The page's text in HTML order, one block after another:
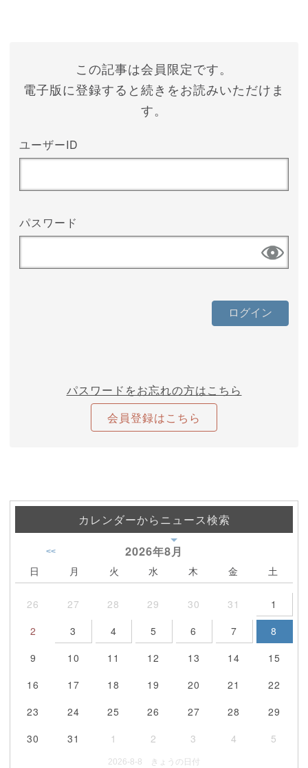
この記事は会員限定です。
電子版に登録すると続きをお読みいただけま
す。
ユーザーID
パスワード
パスワードをお忘れの方はこちら
会員登録はこちら
カレンダーからニュース検索
2026年8月
<<
日 月 火 水 木 金 土
26 27 28 29 30 31
1
2
3 4 5 6 7
8
9
10 11 12 13 14
15
16
17 18 19 20 21
22
23
24 25 26 27 28
29
30
31 1 2 3 4 5
2026-8-8 きょうの日付